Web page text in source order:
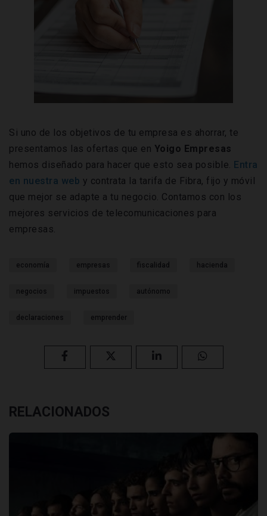
Si uno de los objetivos de tu empresa es ahorrar, te
presentamos las ofertas que en Yoigo Empresas
hemos diseñado para hacer que esto sea posible. Entra
en nuestra web y contrata la tarifa de Fibra, fijo y móvil
que mejor se adapte a tu negocio. Contamos con los
mejores servicios de telecomunicaciones para
empresas.
economía empresas fiscalidad hacienda
negocios impuestos autónomo
declaraciones emprender
RELACIONADOS